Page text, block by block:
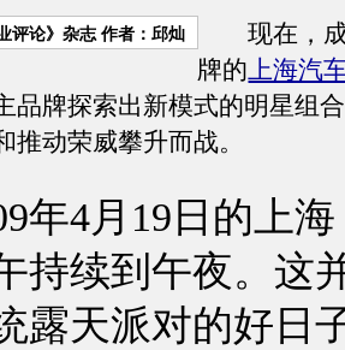
评论》杂志作者：邱灿
现在，成
牌的上海汽
品牌探索出新模式的明星组
推动荣威攀升而战。
4月19日的上海
持续到午夜。这
露天派对的好日